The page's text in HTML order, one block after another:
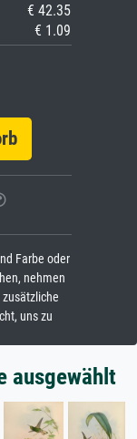
€ 42.35
€ 1.09
Farbe oder
nehmen
uns zu
ausgewählt